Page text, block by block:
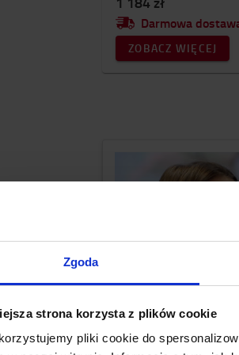
Zgoda
strona korzysta z plików cookie
pliki cookie do
Darmowa
ZOBACZ WIĘCEJ